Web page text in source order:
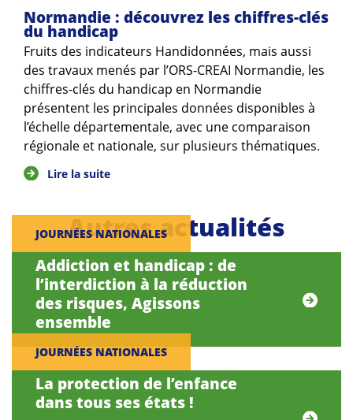
Normandie : découvrez les chiffres-clés
du handicap
Fruits des indicateurs Handidonnées, mais aussi
des travaux menés par l’ORS-CREAI Normandie, les
chiffres-clés du handicap en Normandie
présentent les principales données disponibles à
l’échelle départementale, avec une comparaison
régionale et nationale, sur plusieurs thématiques.
Lire la suite
Autres actualités
JOURNÉES NATIONALES
Addiction et handicap : de
l’interdiction à la réduction
des risques, Agissons
ensemble
JOURNÉES NATIONALES
La protection de l’enfance
dans tous ses états !